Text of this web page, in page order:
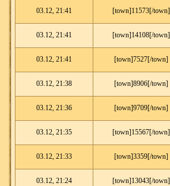
03.12, 21:41 [town]11573[/town]
03.12, 21:41 [town]14108[/town]
03.12, 21:41 [town]7527[/town]
03.12, 21:38 [town]8906[/town]
03.12, 21:36 [town]9709[/town]
03.12, 21:35 [town]15567[/town]
03.12, 21:33 [town]3359[/town]
03.12, 21:24 [town]13043[/town]